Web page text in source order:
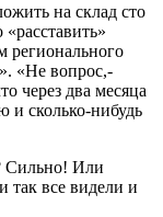
на склад сто
регионального
«Не вопрос,-
через два месяца
и сколько-нибудь
Сильно! Или
так все видели и